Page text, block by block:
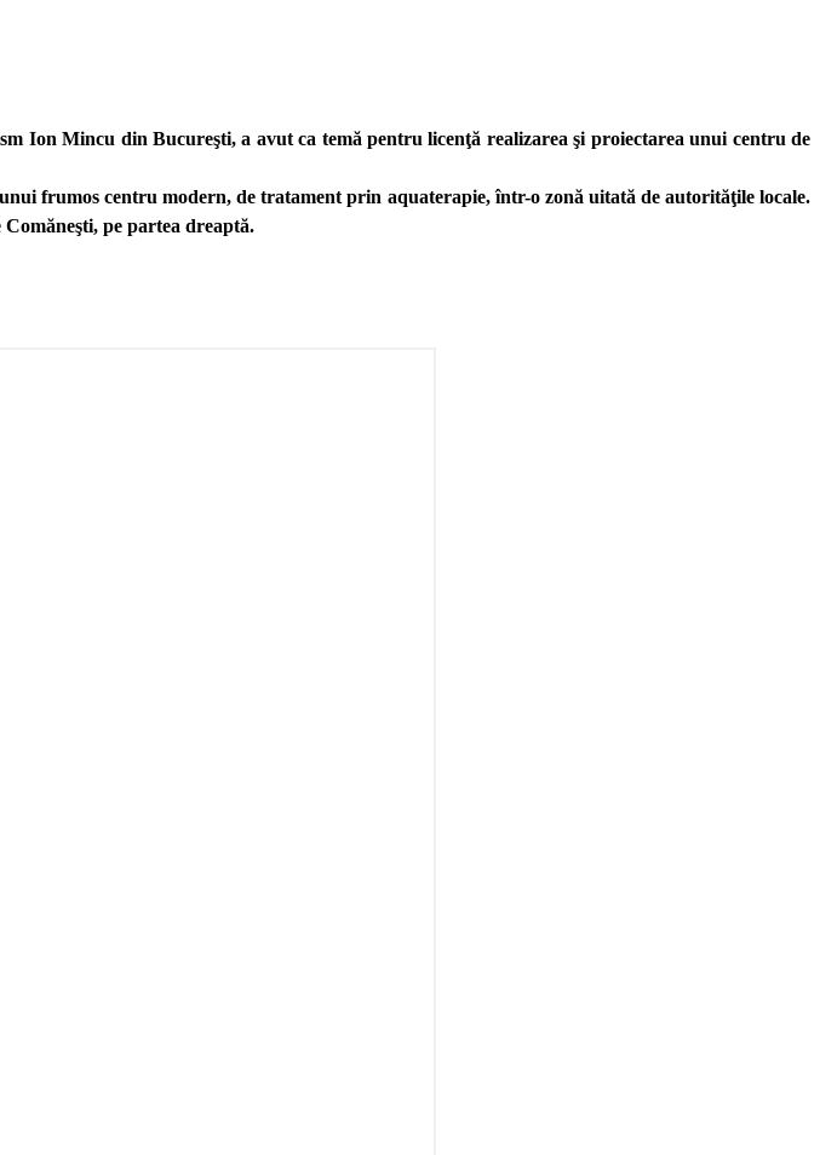
Ion Mincu din Bucureşti, a avut ca temă pentru licenţă realizarea şi proiectarea unui centru de
frumos centru modern, de tratament prin aquaterapie, într-o zonă uitată de autorităţile locale.
pe partea dreaptă.